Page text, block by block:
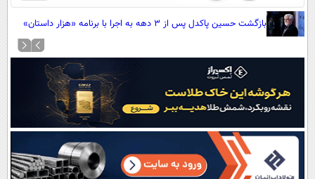
و
بسته
کردن
صفحه اول
آرشیو
نظرسنجی
آب و هوا
اوقات شرعی
سواد زندگی
بازگشت حسین پاکدل پس از ۳ دهه به اجرا با برنامه «هزار داستان»